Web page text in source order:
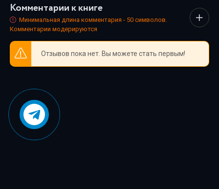
триллеры и любовные истории - мы собрали всё, чтобы
каждый нашёл книгу по душе.
Комментарии к книге
Минимальная длина комментария - 50 символов.
Комментарии модерируются
Отзывов пока нет. Вы можете стать первым!